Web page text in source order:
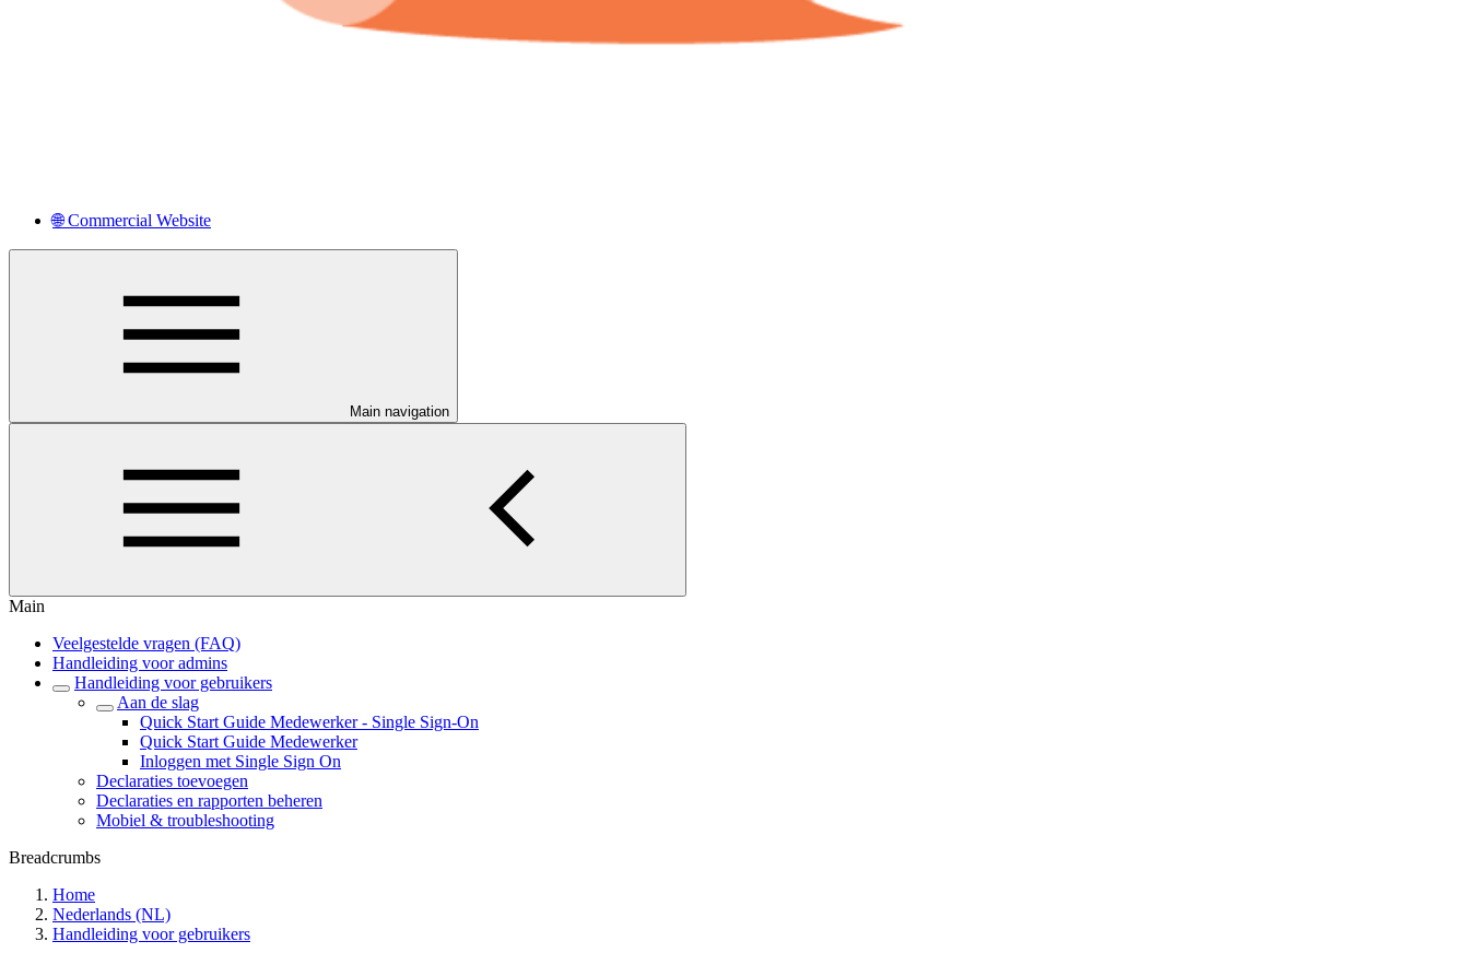
🌐 Commercial Website
Main navigation
Main
Veelgestelde vragen (FAQ)
Handleiding voor admins
Handleiding voor gebruikers
Aan de slag
Quick Start Guide Medewerker - Single Sign-On
Quick Start Guide Medewerker
Inloggen met Single Sign On
Declaraties toevoegen
Declaraties en rapporten beheren
Mobiel & troubleshooting
Breadcrumbs
Home
Nederlands (NL)
Handleiding voor gebruikers